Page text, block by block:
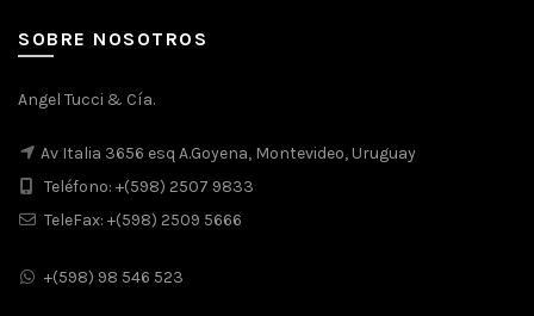
SOBRE NOSOTROS
Angel Tucci & Cía.
Av Italia 3656 esq A.Goyena, Montevideo, Uruguay
Teléfono: +(598) 2507 9833
TeleFax: +(598) 2509 5666
+(598) 98 546 523